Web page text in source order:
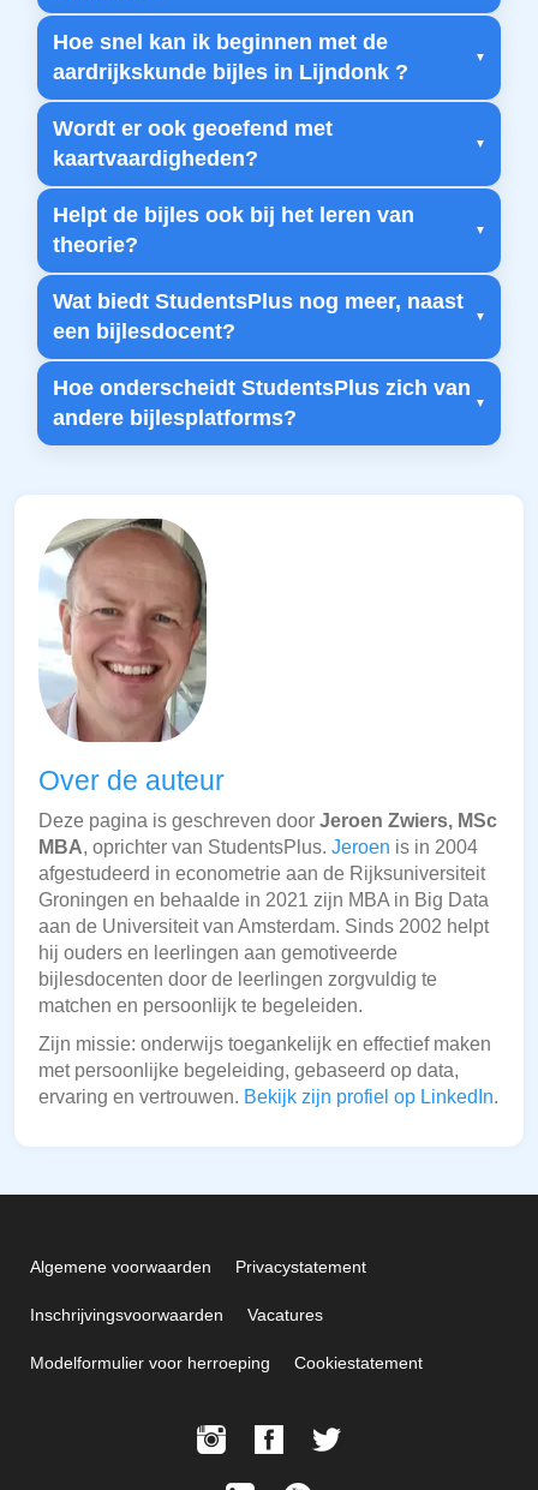
Hoe snel kan ik beginnen met de
aardrijkskunde bijles in Lijndonk ?
Wordt er ook geoefend met
kaartvaardigheden?
Helpt de bijles ook bij het leren van
theorie?
Wat biedt StudentsPlus nog meer, naast
een bijlesdocent?
Hoe onderscheidt StudentsPlus zich van
andere bijlesplatforms?
Over de auteur
Deze pagina is geschreven door Jeroen Zwiers, MSc
MBA, oprichter van StudentsPlus. Jeroen is in 2004
afgestudeerd in econometrie aan de Rijksuniversiteit
Groningen en behaalde in 2021 zijn MBA in Big Data
aan de Universiteit van Amsterdam. Sinds 2002 helpt
hij ouders en leerlingen aan gemotiveerde
bijlesdocenten door de leerlingen zorgvuldig te
matchen en persoonlijk te begeleiden.
Zijn missie: onderwijs toegankelijk en effectief maken
met persoonlijke begeleiding, gebaseerd op data,
ervaring en vertrouwen. Bekijk zijn profiel op LinkedIn.
Algemene voorwaarden Privacystatement
Inschrijvingsvoorwaarden Vacatures
Modelformulier voor herroeping Cookiestatement